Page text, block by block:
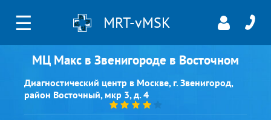
☰ MRT-vMSK
МЦ Макс в Звенигороде в Восточном
Диагностический центр в Москве, г. Звенигород,
район Восточный, мкр 3, д. 4